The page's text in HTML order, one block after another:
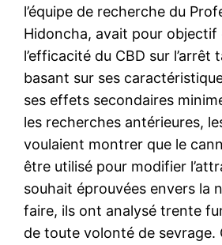
l’équipe de recherche du
Hidoncha, avait pour
l’efficacité du CBD sur l’arrêt
basant sur ses
ses effets secondaires
les recherches antérieures,
voulaient montrer que le
être utilisé pour modifier
souhait éprouvées envers la
faire, ils ont analysé trente
de toute volonté de sevrage.